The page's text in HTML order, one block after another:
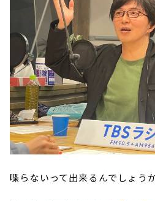
喋らないって出来るんでしょう